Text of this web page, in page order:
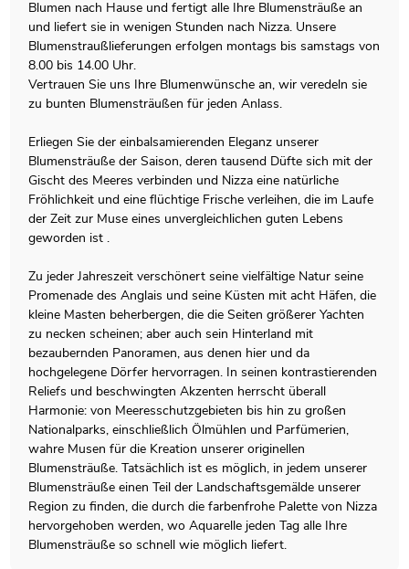
Blumen nach Hause und fertigt alle Ihre Blumensträuße an
und liefert sie in wenigen Stunden nach Nizza. Unsere
Blumenstraußlieferungen erfolgen montags bis samstags von
8.00 bis 14.00 Uhr.
Vertrauen Sie uns Ihre Blumenwünsche an, wir veredeln sie
zu bunten Blumensträußen für jeden Anlass.
Erliegen Sie der einbalsamierenden Eleganz unserer
Blumensträuße der Saison, deren tausend Düfte sich mit der
Gischt des Meeres verbinden und Nizza eine natürliche
Fröhlichkeit und eine flüchtige Frische verleihen, die im Laufe
der Zeit zur Muse eines unvergleichlichen guten Lebens
geworden ist .
Zu jeder Jahreszeit verschönert seine vielfältige Natur seine
Promenade des Anglais und seine Küsten mit acht Häfen, die
kleine Masten beherbergen, die die Seiten größerer Yachten
zu necken scheinen; aber auch sein Hinterland mit
bezaubernden Panoramen, aus denen hier und da
hochgelegene Dörfer hervorragen. In seinen kontrastierenden
Reliefs und beschwingten Akzenten herrscht überall
Harmonie: von Meeresschutzgebieten bis hin zu großen
Nationalparks, einschließlich Ölmühlen und Parfümerien,
wahre Musen für die Kreation unserer originellen
Blumensträuße. Tatsächlich ist es möglich, in jedem unserer
Blumensträuße einen Teil der Landschaftsgemälde unserer
Region zu finden, die durch die farbenfrohe Palette von Nizza
hervorgehoben werden, wo Aquarelle jeden Tag alle Ihre
Blumensträuße so schnell wie möglich liefert.